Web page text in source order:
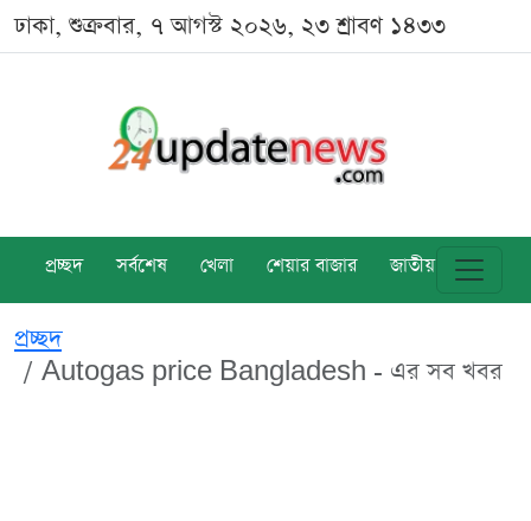
ঢাকা, শুক্রবার, ৭ আগস্ট ২০২৬, ২৩ শ্রাবণ ১৪৩৩
প্রচ্ছদ সর্বশেষ খেলা শেয়ার বাজার জাতীয় বিশ্ব
প্রচ্ছদ
Autogas price Bangladesh - এর সব খবর